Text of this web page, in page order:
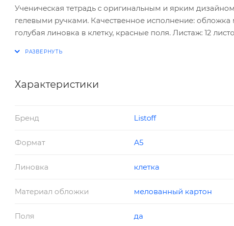
Ученическая тетрадь с оригинальным и ярким
гелевыми ручками. Качественное исполнение: обложка
голубая линовка в клетку, красные поля. Листаж: 12
Характеристики
Бренд Listoff
Формат А5
Линовка клетка
Материал обложки мелованный картон
Поля да